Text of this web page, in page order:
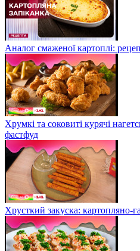
Аналог смаженої картоплі:
Хрумкі та соковиті курячі
фастфуд
Хрусткий закуска: картопляно-